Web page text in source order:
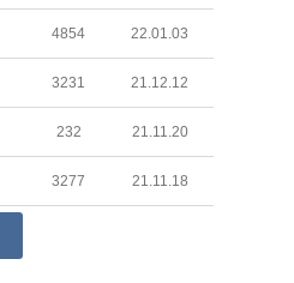
4854 22.01.03
3231 21.12.12
232 21.11.20
3277 21.11.18